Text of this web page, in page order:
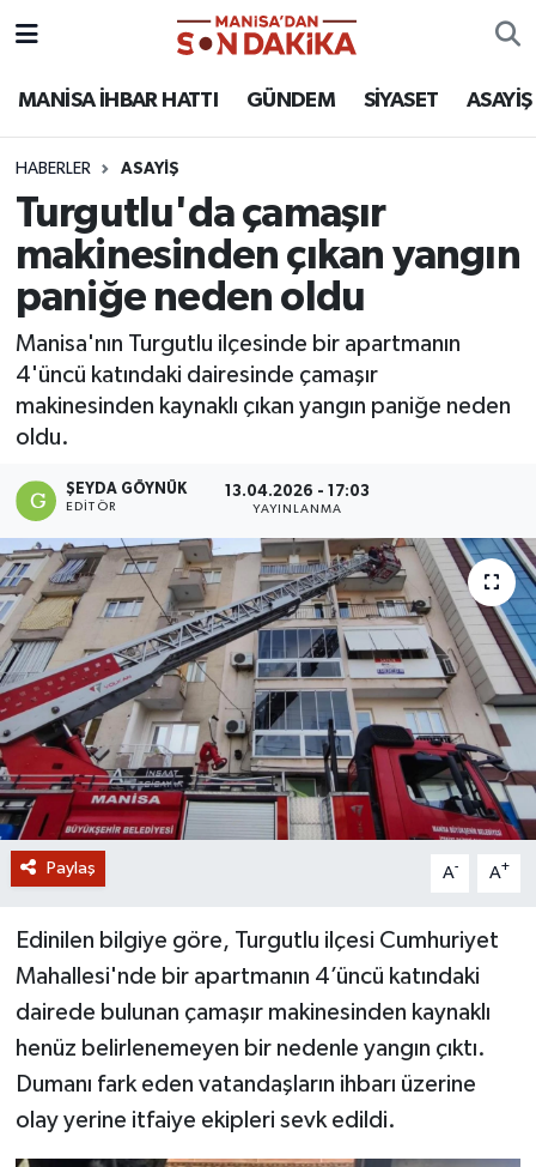
MANİSA İHBAR HATTI GÜNDEM SİYASET ASAYİŞ
HABERLER ASAYİŞ
Turgutlu'da çamaşır
makinesinden çıkan yangın
paniğe neden oldu
Manisa'nın Turgutlu ilçesinde bir apartmanın
4'üncü katındaki dairesinde çamaşır
makinesinden kaynaklı çıkan yangın paniğe neden
oldu.
ŞEYDA GÖYNÜK
EDITÖR
13.04.2026 - 17:03
YAYINLANMA
Paylaş A- A+
Edinilen bilgiye göre, Turgutlu ilçesi Cumhuriyet
Mahallesi'nde bir apartmanın 4’üncü katındaki
dairede bulunan çamaşır makinesinden kaynaklı
henüz belirlenemeyen bir nedenle yangın çıktı.
Dumanı fark eden vatandaşların ihbarı üzerine
olay yerine itfaiye ekipleri sevk edildi.
ASAYİŞ
KÜLTÜR-SANAT
MAGAZİN
MANİSA'DA TRAFİK
SİYASET
GİZLİLİK SÖZLEŞMESİ
İLETİŞİM
Hava Durumu
Puan Durumu ve Fikstür
Tüm Manşetler
Son Dakika Haberleri
Haber Arşivi